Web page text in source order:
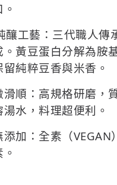
釀工藝：三代職人傳
。黃豆蛋白分解為胺
純粹豆香與米香。
滑順：高規格研磨，
水，料理超便利。
添加：全素（